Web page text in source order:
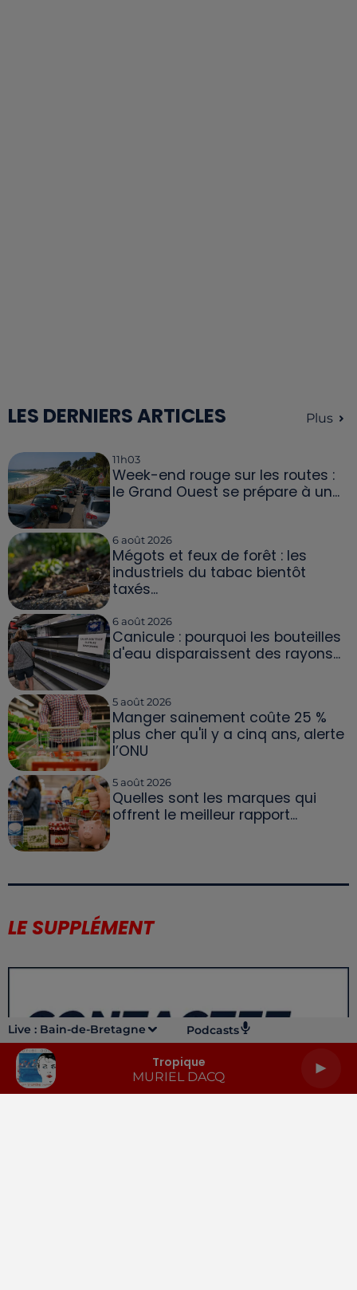
Live : Bain-de-Bretagne Podcasts
Tropique
MURIEL DACQ
LES DERNIERS ARTICLES Plus
11h03
Week-end rouge sur les routes :
le Grand Ouest se prépare à un...
6 août 2026
Mégots et feux de forêt : les
industriels du tabac bientôt
taxés...
6 août 2026
Canicule : pourquoi les bouteilles
d'eau disparaissent des rayons...
5 août 2026
Manger sainement coûte 25 %
plus cher qu'il y a cinq ans, alerte
l’ONU
5 août 2026
Quelles sont les marques qui
offrent le meilleur rapport...
LE SUPPLÉMENT